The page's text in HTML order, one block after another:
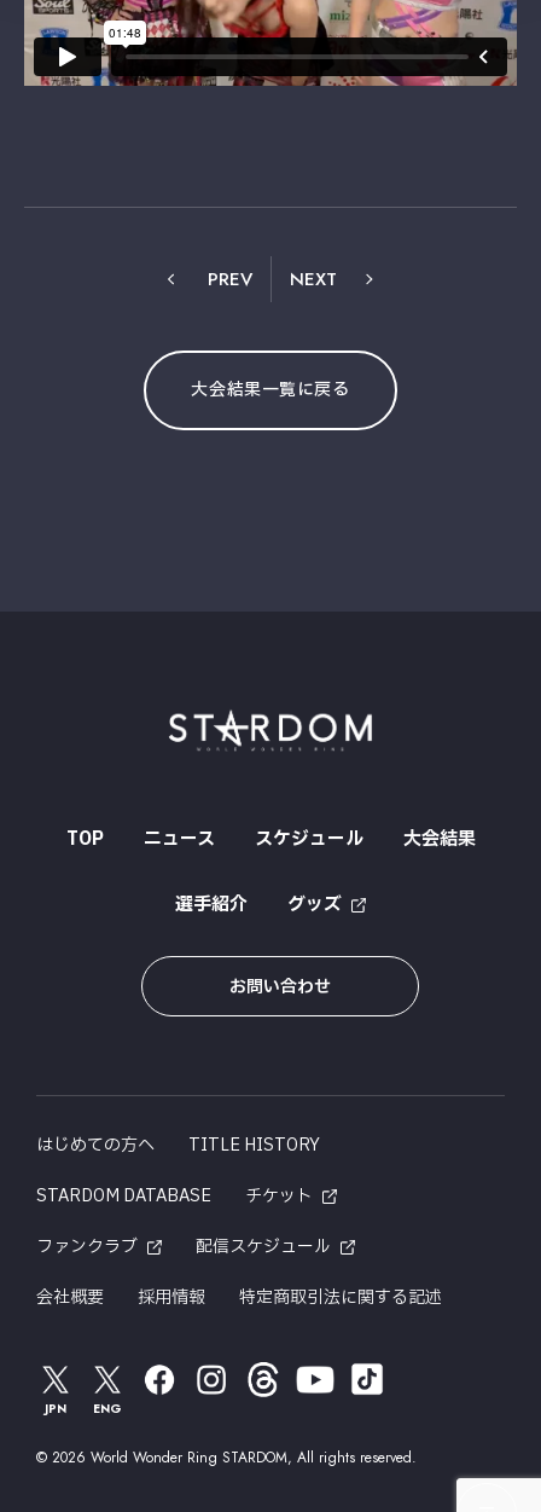
PREV NEXT
大会結果一覧に戻る
TOP ニュース スケジュール 大会結果
選手紹介 グッズ
お問い合わせ
はじめての方へ
TITLE HISTORY
STARDOM DATABASE
チケット
ファンクラブ
配信スケジュール
会社概要
採用情報 特定商取引法に関する記述
JPN ENG
© 2026 World Wonder Ring STARDOM, All rights reserved.